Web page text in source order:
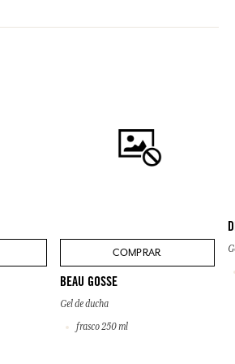
COMPRAR
BEAU GOSSE
Gel de ducha
frasco 250 ml